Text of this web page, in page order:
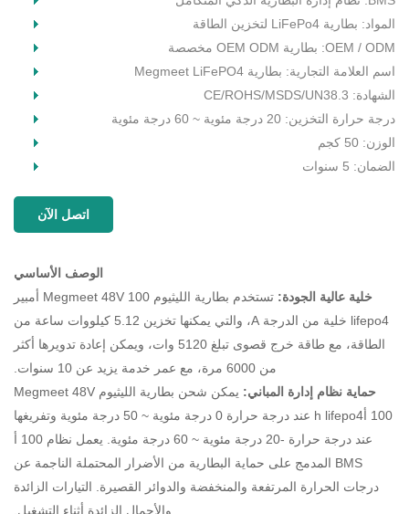
المواد: بطارية LiFePo4 لتخزين الطاقة
OEM / ODM: بطارية OEM ODM مخصصة
اسم العلامة التجارية: بطارية Megmeet LiFePO4
الشهادة: CE/ROHS/MSDS/UN38.3
درجة حرارة التخزين: 20 درجة مئوية ~ 60 درجة مئوية
الوزن: 50 كجم
الضمان: 5 سنوات
اتصل الآن
الوصف الأساسي
خلية عالية الجودة:
تستخدم بطارية الليثيوم Megmeet 48V 100 أمبير
lifepo4 خلية من الدرجة A، والتي يمكنها تخزين 5.12 كيلووات ساعة من
الطاقة، مع طاقة خرج قصوى تبلغ 5120 وات، ويمكن إعادة تدويرها أكثر
من 6000 مرة، مع عمر خدمة يزيد عن 10 سنوات.
حماية نظام إدارة المباني:
يمكن شحن بطارية الليثيوم Megmeet 48V
100 أh lifepo4 عند درجة حرارة 0 درجة مئوية ~ 50 درجة مئوية وتفريغها
عند درجة حرارة -20 درجة مئوية ~ 60 درجة مئوية. يعمل نظام 100 أ
BMS المدمج على حماية البطارية من الأضرار المحتملة الناجمة عن
درجات الحرارة المرتفعة والمنخفضة والدوائر القصيرة. التيارات الزائدة
والأحمال الزائدة أثناء التشغيل.